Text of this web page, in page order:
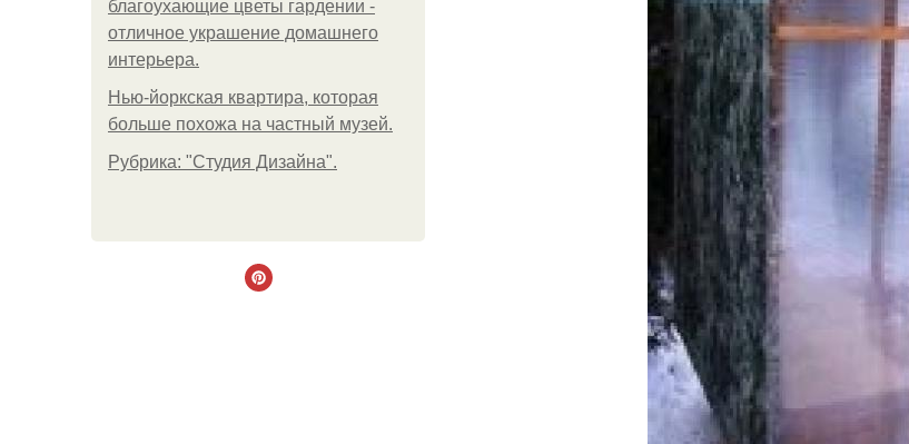
благоухающие цветы гардении -
отличное украшение домашнего
интерьера.
Нью-йоркская квартира, которая
больше похожа на частный музей.
Рубрика: "Студия Дизайна".